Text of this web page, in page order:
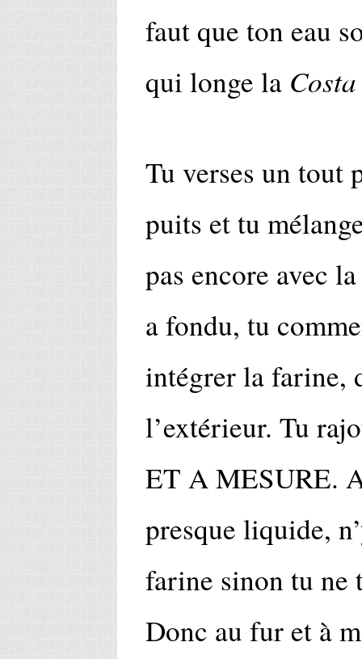
faut que ton eau
qui longe la
Tu verses un tout
puits et tu
pas encore avec
a fondu, tu
intégrer la farine,
l’extérieur. Tu
ET A MESURE.
presque liquide,
farine sinon tu ne
Donc au fur et à